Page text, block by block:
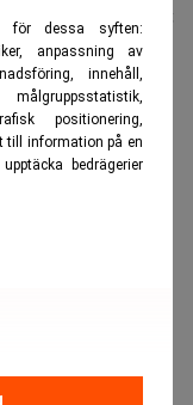
för dessa syften:
anpassning av
innehåll,
positionering,
till information på en
bedrägerier
en av de tio mest
”ovarian
ofta avgör
efter Buffett.
sin filantropi.
Pledge”, ett